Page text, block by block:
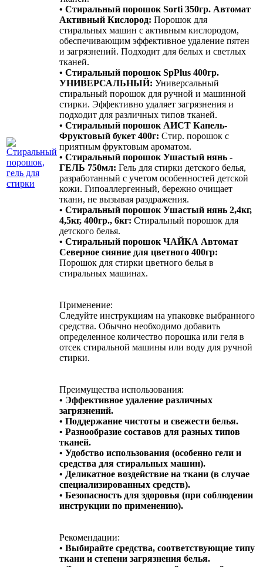
• Стиральный порошок Sorti 350гр. Автомат
Активный Кислород: Порошок для
стиральных машин с активным кислородом,
обеспечивающим эффективное удаление пятен
и загрязнений. Подходит для белых и светлых
тканей.
• Стиральный порошок SpPlus 400гр.
УНИВЕРСАЛЬНЫЙ: Универсальный
стиральный порошок для ручной и машинной
стирки. Эффективно удаляет загрязнения и
подходит для различных типов тканей.
• Стиральный порошок АИСТ Капель-
Фруктовый букет 400г: Стир. порошок с
приятным фруктовым ароматом.
• Стиральный порошок Ушастый нянь -
ГЕЛЬ 750мл: Гель для стирки детского белья,
разработанный с учетом особенностей детской
кожи. Гипоаллергенный, бережно очищает
ткани, не вызывая раздражения.
• Стиральный порошок Ушастый нянь 2,4кг,
4,5кг, 400гр., 6кг: Стиральный порошок для
детского белья.
• Стиральный порошок ЧАЙКА Автомат
Северное сияние для цветного 400гр:
Порошок для стирки цветного белья в
стиральных машинах.
Применение:
Следуйте инструкциям на упаковке выбранного
средства. Обычно необходимо добавить
определенное количество порошка или геля в
отсек стиральной машины или воду для ручной
стирки.
Преимущества использования:
• Эффективное удаление различных
загрязнений.
• Поддержание чистоты и свежести белья.
• Разнообразие составов для разных типов
тканей.
• Удобство использования (особенно гели и
средства для стиральных машин).
• Деликатное воздействие на ткани (в случае
специализированных средств).
• Безопасность для здоровья (при соблюдении
инструкции по применению).
Рекомендации:
• Выбирайте средства, соответствующие типу
ткани и степени загрязнения белья.